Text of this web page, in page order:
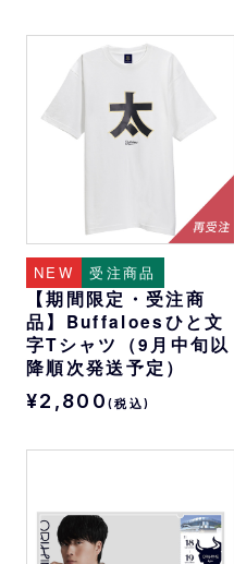
NEW 受注商品
【期間限定・受注商
品】Buffaloesひと文
字Tシャツ（9月中旬以
降順次発送予定）
¥2,800 (税込)